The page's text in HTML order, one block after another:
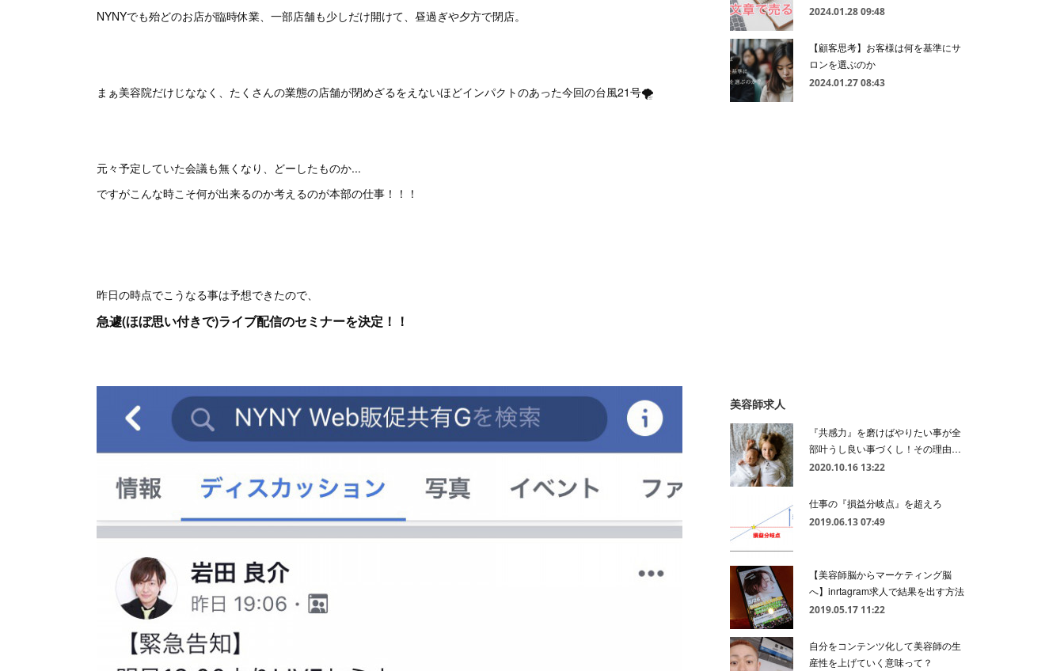
NYNYでも殆どのお店が臨時休業、一部店舗も少しだけ開けて、昼過ぎや夕方で閉店。
まぁ美容院だけじななく、たくさんの業態の店舗が閉めざるをえないほどインパクトのあった今回の台風21号🌪
元々予定していた会議も無くなり、どーしたものか...
ですがこんな時こそ何が出来るのか考えるのが本部の仕事！！！
昨日の時点でこうなる事は予想できたので、
急遽(ほぼ思い付きで)ライブ配信のセミナーを決定！！
2024.01.28 09:48
【顧客思考】お客様は何を基準にサ
ロンを選ぶのか
2024.01.27 08:43
美容師求人
『共感力』を磨けばやりたい事が全
部叶うし良い事づくし！その理由…
2020.10.16 13:22
仕事の『損益分岐点』を超えろ
2019.06.13 07:49
【美容師脳からマーケティング脳
へ】inrtagram求人で結果を出す方法
2019.05.17 11:22
自分をコンテンツ化して美容師の生
産性を上げていく意味って？